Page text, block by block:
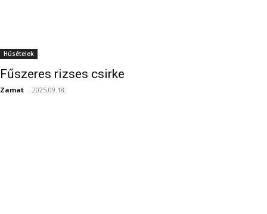
Húsételek
Fűszeres rizses csirke
Zamat - 2025.09.18.